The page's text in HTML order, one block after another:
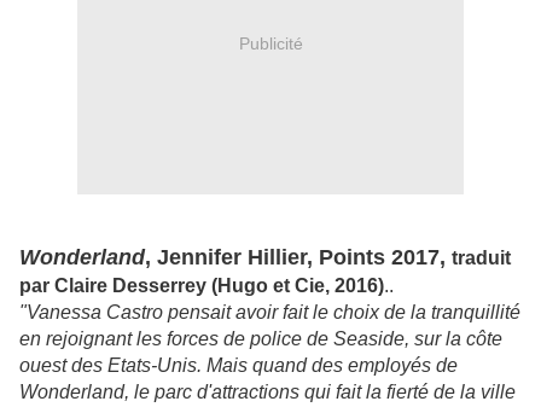
Publicité
Wonderland, Jennifer Hillier, Points 2017, traduit
par Claire Desserrey (Hugo et Cie, 2016)..
"Vanessa Castro pensait avoir fait le choix de la tranquillité
en rejoignant les forces de police de Seaside, sur la côte
ouest des Etats-Unis. Mais quand des employés de
Wonderland, le parc d'attractions qui fait la fierté de la ville